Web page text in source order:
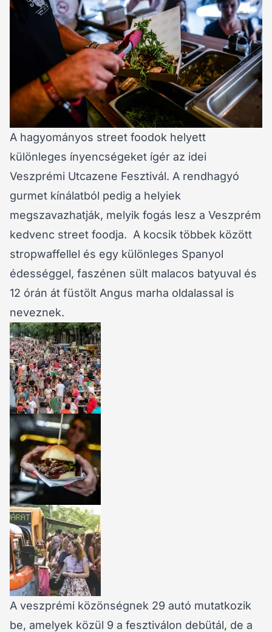
A hagyományos street foodok helyett
különleges ínyencségeket ígér az idei
Veszprémi Utcazene Fesztivál. A rendhagyó
gurmet kínálatból pedig a helyiek
megszavazhatják, melyik fogás lesz a Veszprém
kedvenc street foodja. A kocsik többek között
stropwaffellel és egy különleges Spanyol
édességgel, faszénen sült malacos batyuval és
12 órán át füstölt Angus marha oldalassal is
neveznek.
A veszprémi közönségnek 29 autó mutatkozik
be, amelyek közül 9 a fesztiválon debütál, de a